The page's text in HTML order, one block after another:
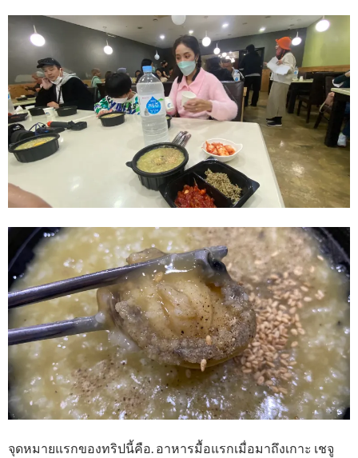
จุดหมายแรกของทริปนี้คือ. อาหารมื้อแรกเมื่อมาถึงเกาะ เชจู